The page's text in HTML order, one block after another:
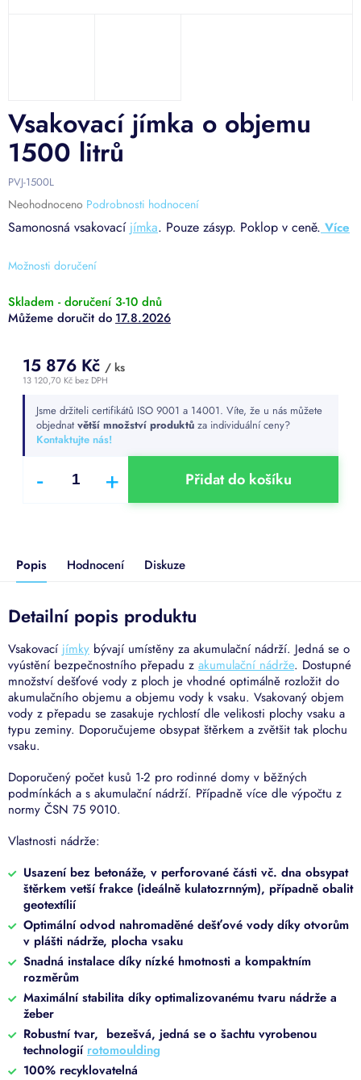
Možnosti doručení
Samonosná vsakovací jímka. Pouze zásyp. Poklop v ceně.
Vsakovací jímka o objemu
1500 litrů
PVJ-1500L
Průměrné
hodnocení
produktu
0,0
5
hvězdiček.
Neohodnoceno Podrobnosti hodnocení
Skladem - doručení 3-10 dnů
17.8.2026
15 876 Kč / ks
13 120,70 Kč bez DPH
cena:Jsme držiteli certifikátů ISO 9001 a 14001. Víte, že u nás můžete
objednat větší množství produktů za individuální ceny?
Kontaktujte nás!
Přidat do košíku
Popis Hodnocení Diskuze
Detailní popis produktu
Vsakovací jímky bývají umístěny za akumulační nádrží. Jedná se o
vyústění bezpečnostního přepadu z akumulační nádrže. Dostupné
množství dešťové vody z ploch je vhodné optimálně rozložit do
akumulačního objemu a objemu vody k vsaku. Vsakovaný objem
vody z přepadu se zasakuje rychlostí dle velikosti plochy vsaku a
typu zeminy. Doporučujeme obsypat štěrkem a zvětšit tak plochu
vsaku.
Doporučený počet kusů 1-2 pro rodinné domy v běžných
podmínkách a s akumulační nádrží. Případně více dle výpočtu z
normy ČSN 75 9010.
Vlastnosti nádrže:
Usazení bez betonáže, v perforované části vč. dna obsypat
štěrkem vetší frakce (ideálně kulatozrnným), případně obalit
geotextílií
Optimální odvod nahromaděné dešťové vody díky otvorům
v plášti nádrže, plocha vsaku
Snadná instalace díky nízké hmotnosti a kompaktním
rozměrům
Maximální stabilita díky optimalizovanému tvaru nádrže a
žeber
Robustní tvar, bezešvá, jedná se o šachtu vyrobenou
technologií rotomoulding
100% recyklovatelná